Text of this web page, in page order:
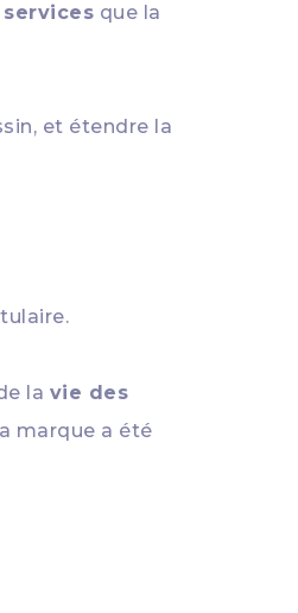
que la
et étendre la
la vie des
marque a été